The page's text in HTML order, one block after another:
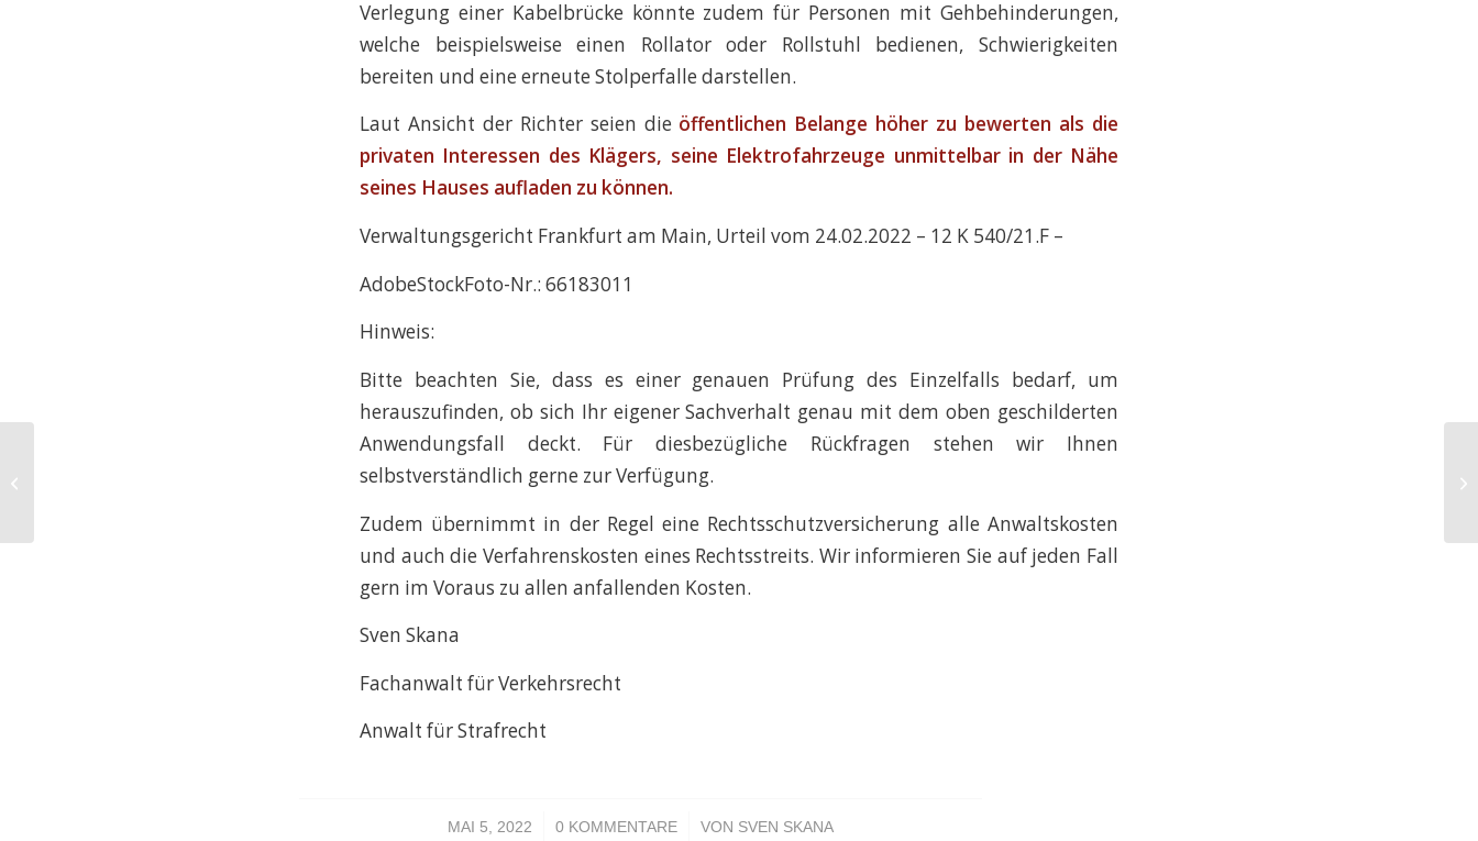
Verlegung einer Kabelbrücke könnte zudem für Personen mit Gehbehinderungen,
welche beispielsweise einen Rollator oder Rollstuhl bedienen, Schwierigkeiten
bereiten und eine erneute Stolperfalle darstellen.
Laut Ansicht der Richter seien die öffentlichen Belange höher zu bewerten als die
privaten Interessen des Klägers, seine Elektrofahrzeuge unmittelbar in der Nähe
seines Hauses aufladen zu können.
Verwaltungsgericht Frankfurt am Main, Urteil vom 24.02.2022 – 12 K 540/21.F –
AdobeStockFoto-Nr.: 66183011
Hinweis:
Bitte beachten Sie, dass es einer genauen Prüfung des Einzelfalls bedarf, um
herauszufinden, ob sich Ihr eigener Sachverhalt genau mit dem oben geschilderten
Anwendungsfall deckt. Für diesbezügliche Rückfragen stehen wir Ihnen
selbstverständlich gerne zur Verfügung.
Zudem übernimmt in der Regel eine Rechtsschutzversicherung alle Anwaltskosten
und auch die Verfahrenskosten eines Rechtsstreits. Wir informieren Sie auf jeden Fall
gern im Voraus zu allen anfallenden Kosten.
Sven Skana
Fachanwalt für Verkehrsrecht
Anwalt für Strafrecht
MAI 5, 2022
/ 0 KOMMENTARE
/ VON SVEN SKANA